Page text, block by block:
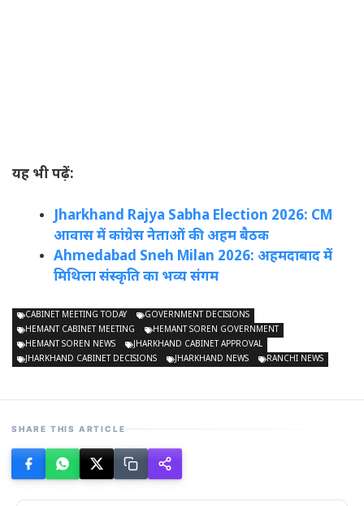
यह भी पढ़ें:
Jharkhand Rajya Sabha Election 2026: CM
आवास में कांग्रेस नेताओं की अहम बैठक
Ahmedabad Sneh Milan 2026: अहमदाबाद में
मिथिला संस्कृति का भव्य संगम
CABINET MEETING TODAY
GOVERNMENT DECISIONS
HEMANT CABINET MEETING
HEMANT SOREN GOVERNMENT
HEMANT SOREN NEWS
JHARKHAND CABINET APPROVAL
JHARKHAND CABINET DECISIONS
JHARKHAND NEWS RANCHI NEWS
SHARE THIS ARTICLE